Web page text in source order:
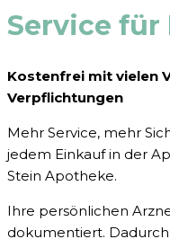
Service für
Kostenfrei mit vielen
Verpflichtungen
Mehr Service, mehr
jedem Einkauf in der
Stein Apotheke.
Ihre persönlichen
dokumentiert.